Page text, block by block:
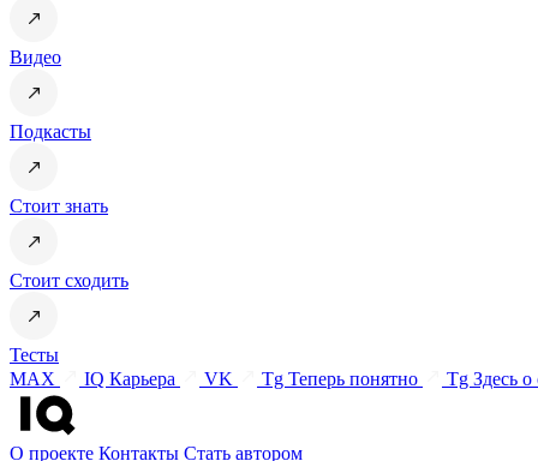
Видео
Подкасты
Стоит знать
Стоит сходить
Тесты
MAX
IQ Карьера VK Tg Теперь понятно Tg Здесь о
О проекте Контакты Стать автором